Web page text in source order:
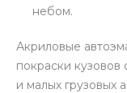
небом.
Акриловые
покраски кузовов
и малых грузовых